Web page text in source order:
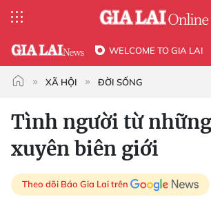
WELCOME TO GIA LAI
XÃ HỘI ĐỜI SỐNG
Tình người từ
xuyên biên giới
Theo dõi Báo Gia Lai trên